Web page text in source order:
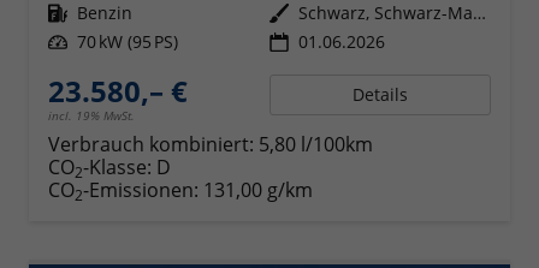
Kraftstoff Benzin Außenfarbe
Schwarz, Schwarz-Magic Perleffekt (1Z)
Leistung 70 kW (95 PS) 01.06.2026
23.580,– €
incl. 19% MwSt.
Details
Verbrauch kombiniert: 5,80 l/100km
CO2-Klasse: D
CO2-Emissionen: 131,00 g/km